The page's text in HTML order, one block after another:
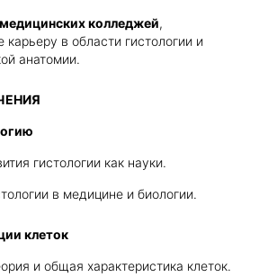
колледжей,
в области гистологии и
анатомии.
гистологии как науки.
в медицине и биологии.
клеток
и общая характеристика клеток.